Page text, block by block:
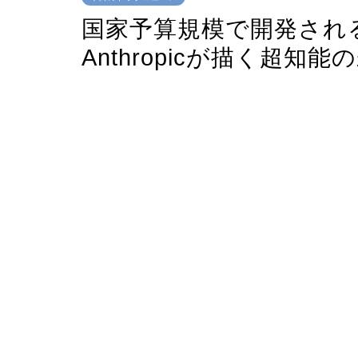
国家予算規模で開発され
Anthropicが描く超知能